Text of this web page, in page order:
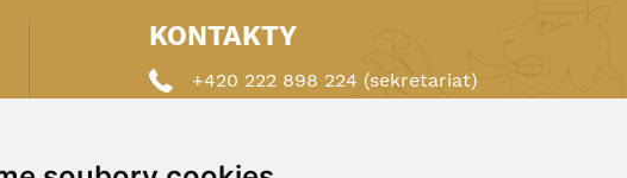
KONTAKTY
+420 222 898 224 (sekretariat)